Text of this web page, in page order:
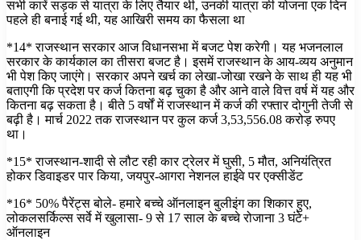
सभी कारें सड़क से यात्रा के लिए तैयार थी, उनकी यात्रा की योजना एक दिन
पहले ही बनाई गई थी, यह आखिरी समय का फैसला था
*14* राजस्थान सरकार आज विधानसभा में बजट पेश करेगी। यह भजनलाल
सरकार के कार्यकाल का तीसरा बजट है। इसमें राजस्थान के आय-व्यय अनुमान
भी पेश किए जाएंगे। सरकार अपने खर्च का लेखा-जोखा रखने के साथ ही यह भी
बताएगी कि प्रदेश पर कर्ज कितना बढ़ चुका है और आने वाले वित्त वर्ष में यह और
कितना बढ़ सकता है। बीते 5 वर्षों में राजस्थान में कर्ज की रफ्तार दोगुनी तेजी से
बढ़ी है। मार्च 2022 तक राजस्थान पर कुल कर्ज 3,53,556.08 करोड़ रुपए
था।
*15* राजस्थान-शादी से लौट रही कार ट्रेलर में घुसी, 5 मौत, अनियंत्रित
होकर डिवाइडर पार किया, जयपुर-आगरा नेशनल हाईवे पर एक्सीडेंट
*16* 50% पैरेंट्स बोले- हमारे बच्चे ऑनलाइन बुलीइंग का शिकार हुए,
लोकलसर्किल्स सर्वे में खुलासा- 9 से 17 साल के बच्चे रोजाना 3 घंटे+
ऑनलाइन